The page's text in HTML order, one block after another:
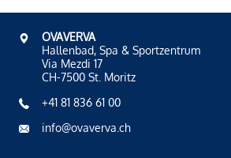
OVAVERVA
Hallenbad, Spa & Sportzentrum
Via Mezdi 17
CH-7500 St. Moritz
+41 81 836 61 00
info@ovaverva.ch